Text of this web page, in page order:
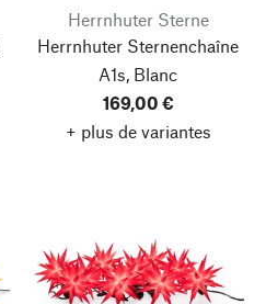
Herrnhuter Sterne
Herrnhuter Sternenchaîne
A1s, Blanc
169,00 €
+ plus de variantes